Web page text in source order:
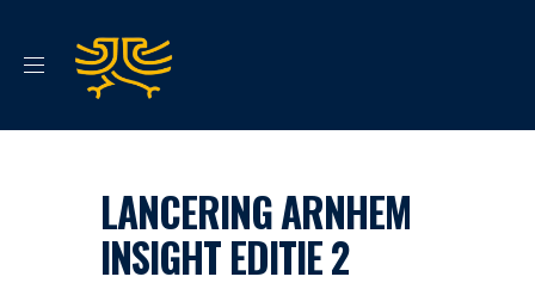
LANCERING ARNHEM
INSIGHT EDITIE 2